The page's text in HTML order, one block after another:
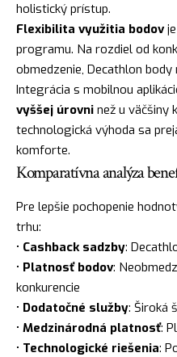
holistický prístup.
Flexibilita využitia bodovje
programu. Na rozdiel od
obmedzenie, Decathlon body
Integrácia s mobilnou
vyššej úrovni než u väčšiny
technologická výhoda sa
komforte.
Komparatívna analýza
Pre lepšie pochopenie
trhu:
• Cashback sadzby:
• Platnosť bodov:
konkurencie
• Dodatočné služby: Široká
• Medzinárodná platnosť:
• Technologické riešenia: